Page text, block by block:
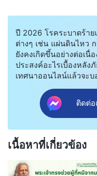
ปี 2026 โรคระบาดร้า
ต่างๆ เช่น แผ่นดินไหว
ยังคงเกิดขึ้นอย่างต่อเนื่
ประสงค์อะไรเบื้องหลัง
เทศนาออนไลน์แล้วจะ
ติดต่อ
เนื้อหาที่เกี่ยวข้อง